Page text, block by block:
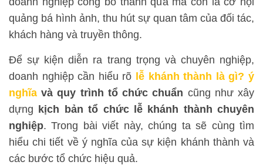
quảng bá hình ảnh, thu hút sự quan tâm của đối tác,
khách hàng và truyền thông.
Để sự kiện diễn ra trang trọng và chuyên nghiệp,
doanh nghiệp cần hiểu rõ lễ khánh thành là gì? ý
nghĩa và quy trình tổ chức chuẩn cũng như xây
dựng kịch bản tổ chức lễ khánh thành chuyên
nghiệp. Trong bài viết này, chúng ta sẽ cùng tìm
hiểu chi tiết về ý nghĩa của sự kiện khánh thành và
các bước tổ chức hiệu quả.